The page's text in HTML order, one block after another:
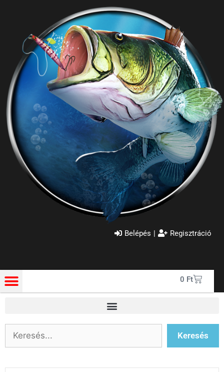
Belépés | Regisztráció
0 Ft
Keresés